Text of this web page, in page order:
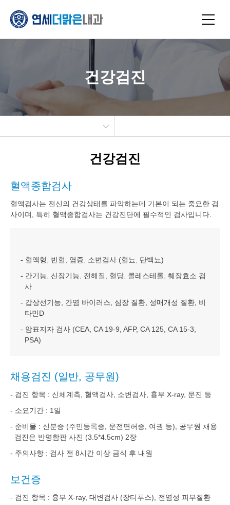
건강검진
건강검진
혈액종합검사
혈액검사는 전신의 건강상태를 파악하는데 기본이 되는 중요한 검
사이며, 특히 혈액종합검사는 건강진단에 필수적인 검사입니다.
- 혈액형, 빈혈, 염증, 소변검사 (혈뇨, 단백뇨)
- 간기능, 신장기능, 전해질, 혈당, 콜레스테롤, 췌장효소 검
사
- 갑상선기능, 간염 바이러스, 심장 질환, 성매개성 질환, 비
타민D
- 암표지자 검사 (CEA, CA 19-9, AFP, CA 125, CA 15-3,
PSA)
채용검진 (일반, 공무원)
- 검진 항목 : 신체계측, 혈액검사, 소변검사, 흉부 X-ray, 문진 등
- 소요기간 : 1일
- 준비물 : 신분증 (주민등록증, 운전면허증, 여권 등), 공무원 채용
검진은 반명함판 사진 (3.5*4.5cm) 2장
- 주의사항 : 검사 전 8시간 이상 금식 후 내원
보건증
- 검진 항목 : 흉부 X-ray, 대변검사 (장티푸스), 전염성 피부질환